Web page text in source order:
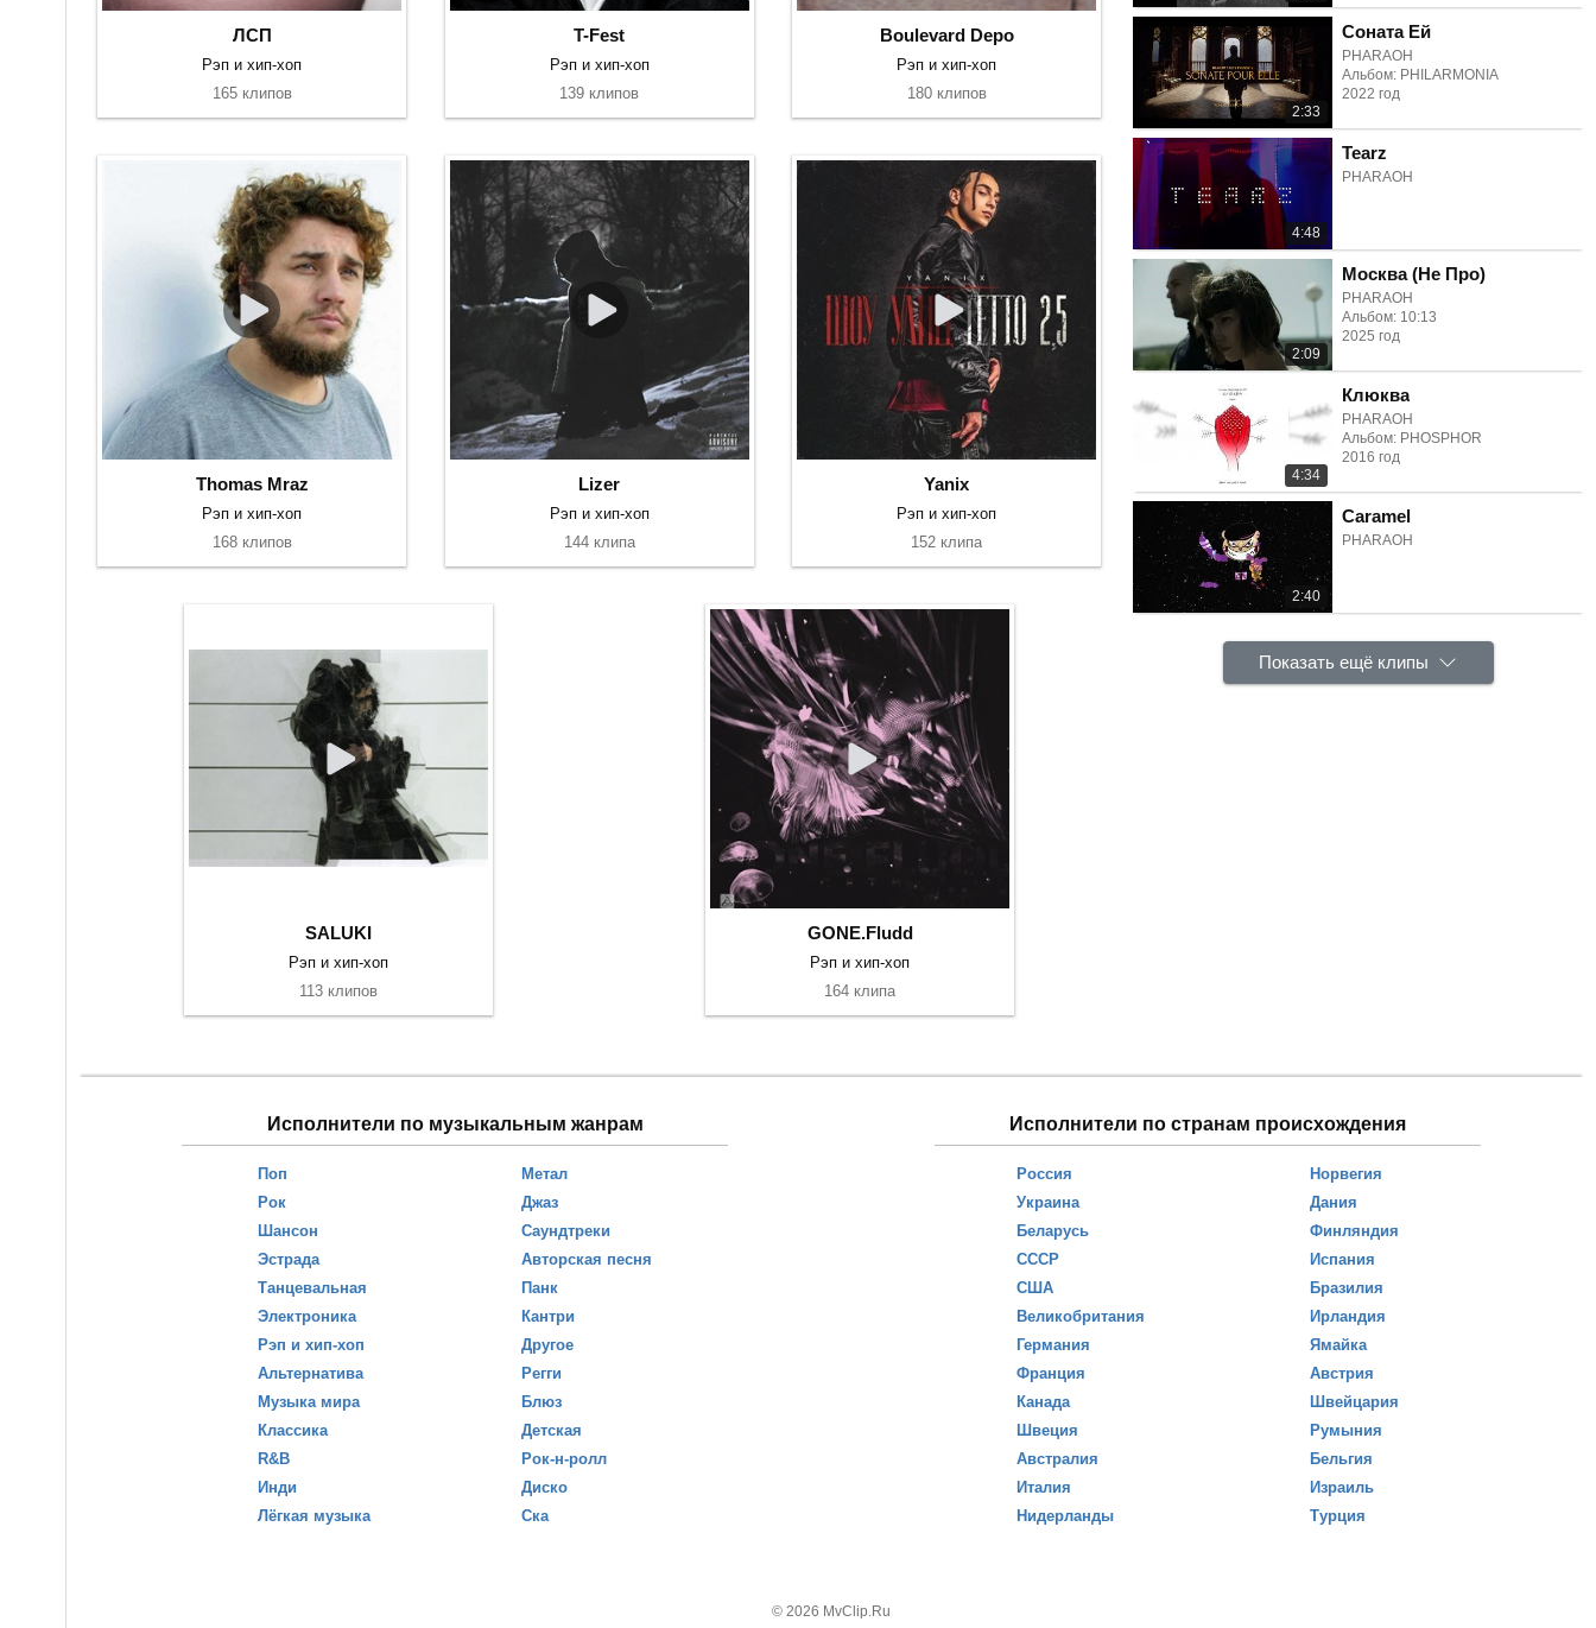
2:33
Соната Ей
PHARAOH
Альбом: PHILARMONIA
2022 год
4:48
Tearz
PHARAOH
2:09
Москва (Не Про)
PHARAOH
Альбом: 10:13
2025 год
4:34
Клюква
PHARAOH
Альбом: PHOSPHOR
2016 год
2:40
Caramel
PHARAOH
Показать ещё клипы
ЛСП
Рэп и хип-хоп
165 клипов
T-Fest
Рэп и хип-хоп
139 клипов
Boulevard Depo
Рэп и хип-хоп
180 клипов
Thomas Mraz
Рэп и хип-хоп
168 клипов
Lizer
Рэп и хип-хоп
144 клипа
Yanix
Рэп и хип-хоп
152 клипа
SALUKI
Рэп и хип-хоп
113 клипов
GONE.Fludd
Рэп и хип-хоп
164 клипа
Исполнители по музыкальным жанрам
Поп
Рок
Шансон
Эстрада
Танцевальная
Электроника
Рэп и хип-хоп
Альтернатива
Музыка мира
Классика
R&B
Инди
Лёгкая музыка
Метал
Джаз
Саундтреки
Авторская песня
Панк
Кантри
Другое
Регги
Блюз
Детская
Рок-н-ролл
Диско
Ска
Исполнители по странам происхождения
Россия
Украина
Беларусь
СССР
США
Великобритания
Германия
Франция
Канада
Швеция
Австралия
Италия
Нидерланды
Норвегия
Дания
Финляндия
Испания
Бразилия
Ирландия
Ямайка
Австрия
Швейцария
Румыния
Бельгия
Израиль
Турция
© 2026 MvClip.Ru